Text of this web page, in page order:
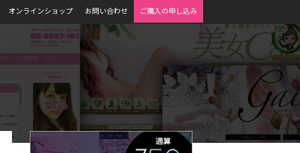
オンラインショップ お問い合わせ ご購入の申し込み